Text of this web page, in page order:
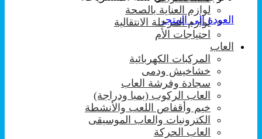
العودة إلى المتجر
لوازم العناية بالصحة
لوازم المرحلة الانتقالية
احتياجات الأم
العاب
المركبات الكهربائية
خشاخيش ودمى
سجادة وفرشة العاب
العاب الركوب (بمبا ودراجة)
خيم وأقفاص اللعب والأنشطة
الكترونيات والعاب الموسيقى
العاب الحركة